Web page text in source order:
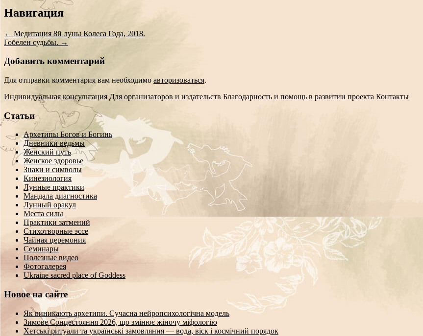
Сообщение
Навигация
← Медитация 8й луны Колеса Года, 2018.
Гобелен судьбы. →
Добавить комментарий
Для отправки комментария вам необходимо авторизоваться.
Индивидуальная консультация Для организаторов и издательств Благодарность и помощь в развитии проекта Контакты
Статьи
Архетипы Богов и Богинь
Дневники ведьмы
Женский путь
Женское здоровье
Знаки и символы
Кинезиология
Лунные практики
Мандала диагностика
Лунный оракул
Места силы
Практики затмений
Стихотворные эссе
Чайная церемония
Семинары
Полезные видео
Фотогалерея
Ukraine sacred place of Goddess
Новое на сайте
Як виникають архетипи. Сучасна нейропсихологічна модель
Зимове Сонцестояння 2026, що змінює жіночу міфологію
Хетські ритуали та українські замовляння — вода, віск і космічний порядок